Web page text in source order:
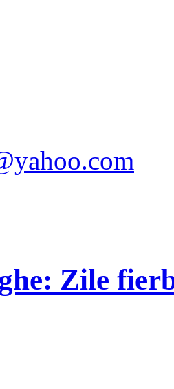
Zile